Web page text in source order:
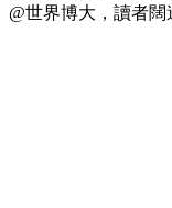
@世界博大，讀者闊